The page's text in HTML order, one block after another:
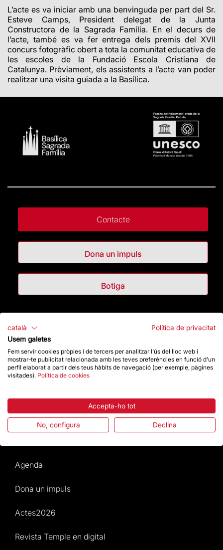
L’acte es va iniciar amb una benvinguda per part del Sr.
Esteve Camps, President delegat de la Junta
Constructora de la Sagrada Família. En el decurs de
l’acte, també es va fer entrega dels premis del XVII
concurs fotogràfic obert a tota la comunitat educativa de
les escoles de la Fundació Escola Cristiana de
Catalunya. Prèviament, els assistents a l’acte van poder
realitzar una visita guiada a la Basílica.
Contacte
Dona un impuls
Botiga
Destacats
La Fundació
Preguntes freqüents
Normativa i condicions de compra
Agenda
Dona un impuls
Actes2026
Revista Temple en digital
català
Política de privacitat
Usem galetes
Fem servir cookies pròpies i de tercers per analitzar l'ús del lloc web i
mostrar-te publicitat relacionada amb les teves preferències en funció d'un
perfil elaborat a partir dels teus hàbits de navegació (per exemple, pàgines
visitades). Política de cookies
Accepta-ho tot
No, configura Declina